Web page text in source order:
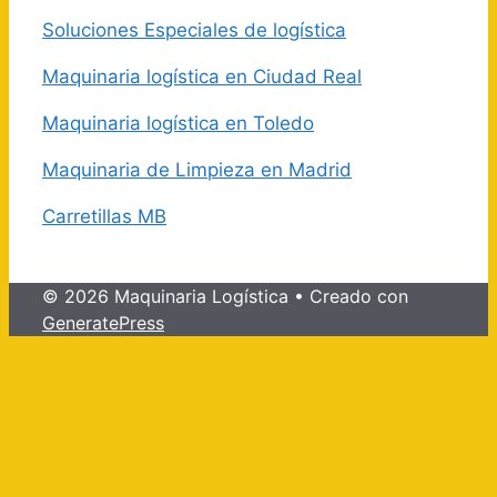
Soluciones Especiales de logística
Maquinaria logística en Ciudad Real
Maquinaria logística en Toledo
Maquinaria de Limpieza en Madrid
Carretillas MB
© 2026 Maquinaria Logística • Creado con
GeneratePress